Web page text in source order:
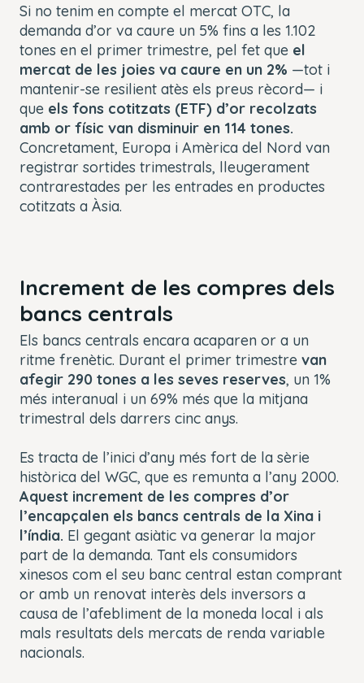
Si no tenim en compte el mercat OTC, la
demanda d’or va caure un 5% fins a les 1.102
tones en el primer trimestre, pel fet que el
mercat de les joies va caure en un 2% —tot i
mantenir-se resilient atès els preus rècord— i
que els fons cotitzats (ETF) d’or recolzats
amb or físic van disminuir en 114 tones.
Concretament, Europa i Amèrica del Nord van
registrar sortides trimestrals, lleugerament
contrarestades per les entrades en productes
cotitzats a Àsia.
Increment de les compres dels
bancs centrals
Els bancs centrals encara acaparen or a un
ritme frenètic. Durant el primer trimestre van
afegir 290 tones a les seves reserves, un 1%
més interanual i un 69% més que la mitjana
trimestral dels darrers cinc anys.
Es tracta de l’inici d’any més fort de la sèrie
històrica del WGC, que es remunta a l’any 2000.
Aquest increment de les compres d’or
l’encapçalen els bancs centrals de la Xina i
l’índia. El gegant asiàtic va generar la major
part de la demanda. Tant els consumidors
xinesos com el seu banc central estan comprant
or amb un renovat interès dels inversors a
causa de l’afebliment de la moneda local i als
mals resultats dels mercats de renda variable
nacionals.